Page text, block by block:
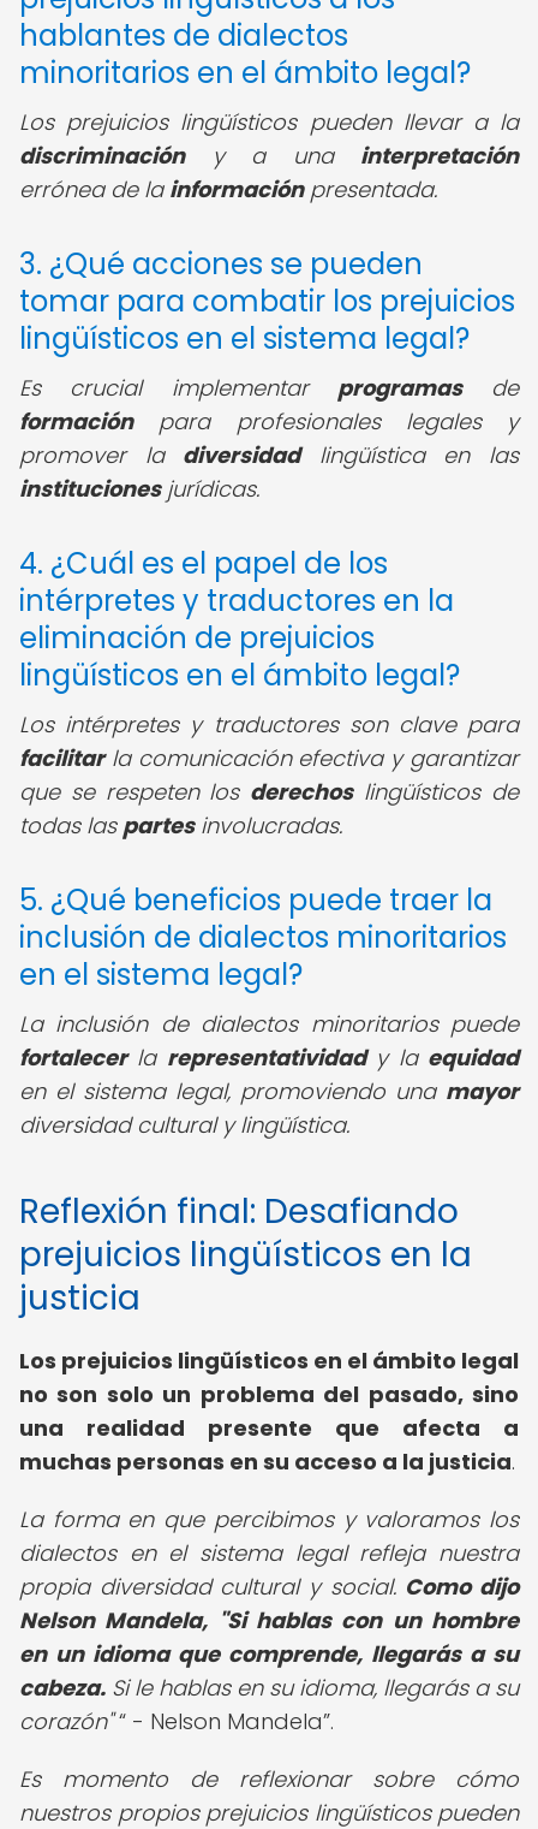
hablantes de dialectos
minoritarios en el ámbito legal?
Los prejuicios lingüísticos pueden llevar a la
discriminacióny a una interpretación
errónea de la informaciónpresentada.
3. ¿Qué acciones se pueden
tomar para combatir los prejuicios
lingüísticos en el sistema legal?
Es crucial implementar programasde
formaciónpara profesionales legales y
promover la diversidadlingüística en las
institucionesjurídicas.
4. ¿Cuál es el papel de los
intérpretes y traductores en la
eliminación de prejuicios
lingüísticos en el ámbito legal?
Los intérpretes y traductores son clave para
facilitarla comunicación efectiva y garantizar
que se respeten los derechoslingüísticos de
todas las partesinvolucradas.
5. ¿Qué beneficios puede traer la
inclusión de dialectos minoritarios
en el sistema legal?
La inclusión de dialectos minoritarios puede
fortalecerla representatividady la equidad
en el sistema legal, promoviendo una mayor
diversidad cultural y lingüística.
Reflexión final: Desafiando
prejuicios lingüísticos en la
justicia
Los prejuicios lingüísticos en el ámbito legal
no son solo un problema del pasado, sino
una realidad presente que afecta a
muchas personas en su acceso a la justicia.
La forma en que percibimos y valoramos los
dialectos en el sistema legal refleja nuestra
propia diversidad cultural y social. Como dijo
Nelson Mandela, "Si hablas con un hombre
en un idioma que comprende, llegarás a su
cabeza. Si le hablas en su idioma, llegarás a su
corazón"
- Nelson Mandela .
Es momento de reflexionar sobre cómo
nuestros propios prejuicios lingüísticos pueden